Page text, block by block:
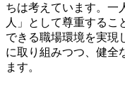
ちは考えています。一
人」として尊重するこ
できる職場環境を実現
に取り組みつつ、健全
ます。